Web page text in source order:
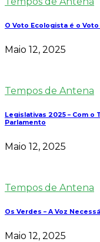
O Voto Ecologista é o Voto
Maio 12, 2025
Tempos de Antena
Legislativas 2025 – Com o
Parlamento
Maio 12, 2025
Tempos de Antena
Os Verdes – A Voz
Maio 12, 2025